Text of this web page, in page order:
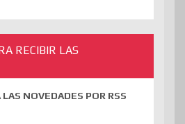
RECIBIR LAS
NOVEDADES POR RSS